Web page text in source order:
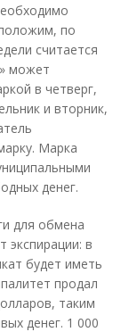
по
считается
может
в четверг,
и вторник,
Марка
денег.
для обмена
экспирации: в
будет иметь
продал
таким
денег. 1 000